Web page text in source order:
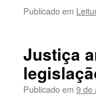
Publicado em
Justiça
Publicado em 9 de